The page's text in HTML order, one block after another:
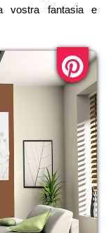
vostra fantasia e